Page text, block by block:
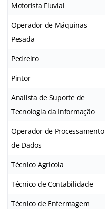
Motorista Fluvial
Operador de Máquinas
Pesada
Pedreiro
Pintor
Analista de Suporte de
Tecnologia da Informação
Operador de Processamento
de Dados
Técnico Agrícola
Técnico de Contabilidade
Técnico de Enfermagem